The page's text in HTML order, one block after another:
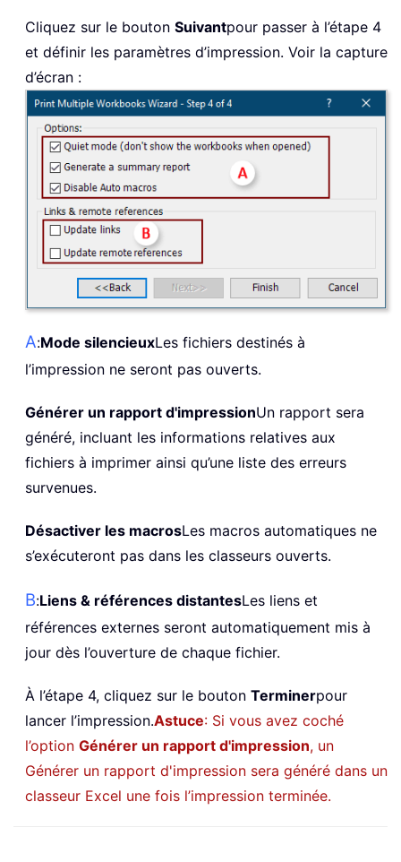
Cliquez sur le bouton Suivantpour passer à l’étape 4
et définir les paramètres d’impression. Voir la capture
d’écran :
A:Mode silencieuxLes fichiers destinés à
l’impression ne seront pas ouverts.
Générer un rapport d'impressionUn rapport sera
généré, incluant les informations relatives aux
fichiers à imprimer ainsi qu’une liste des erreurs
survenues.
Désactiver les macrosLes macros automatiques ne
s’exécuteront pas dans les classeurs ouverts.
B:Liens & références distantesLes liens et
références externes seront automatiquement mis à
jour dès l’ouverture de chaque fichier.
À l’étape 4, cliquez sur le bouton Terminerpour
lancer l’impression.Astuce: Si vous avez coché
l’option Générer un rapport d'impression, un
Générer un rapport d'impression sera généré dans un
classeur Excel une fois l’impression terminée.